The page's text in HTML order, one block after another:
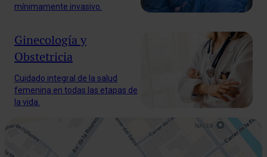
mínimamente invasivo.
Ginecología y
Obstetricia
Cuidado integral de la salud
femenina en todas las etapas de
la vida.